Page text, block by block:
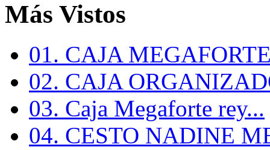
Más Vistos
01. CAJA
02. CAJA
03. Caja Megaforte rey...
04. CESTO NADINE